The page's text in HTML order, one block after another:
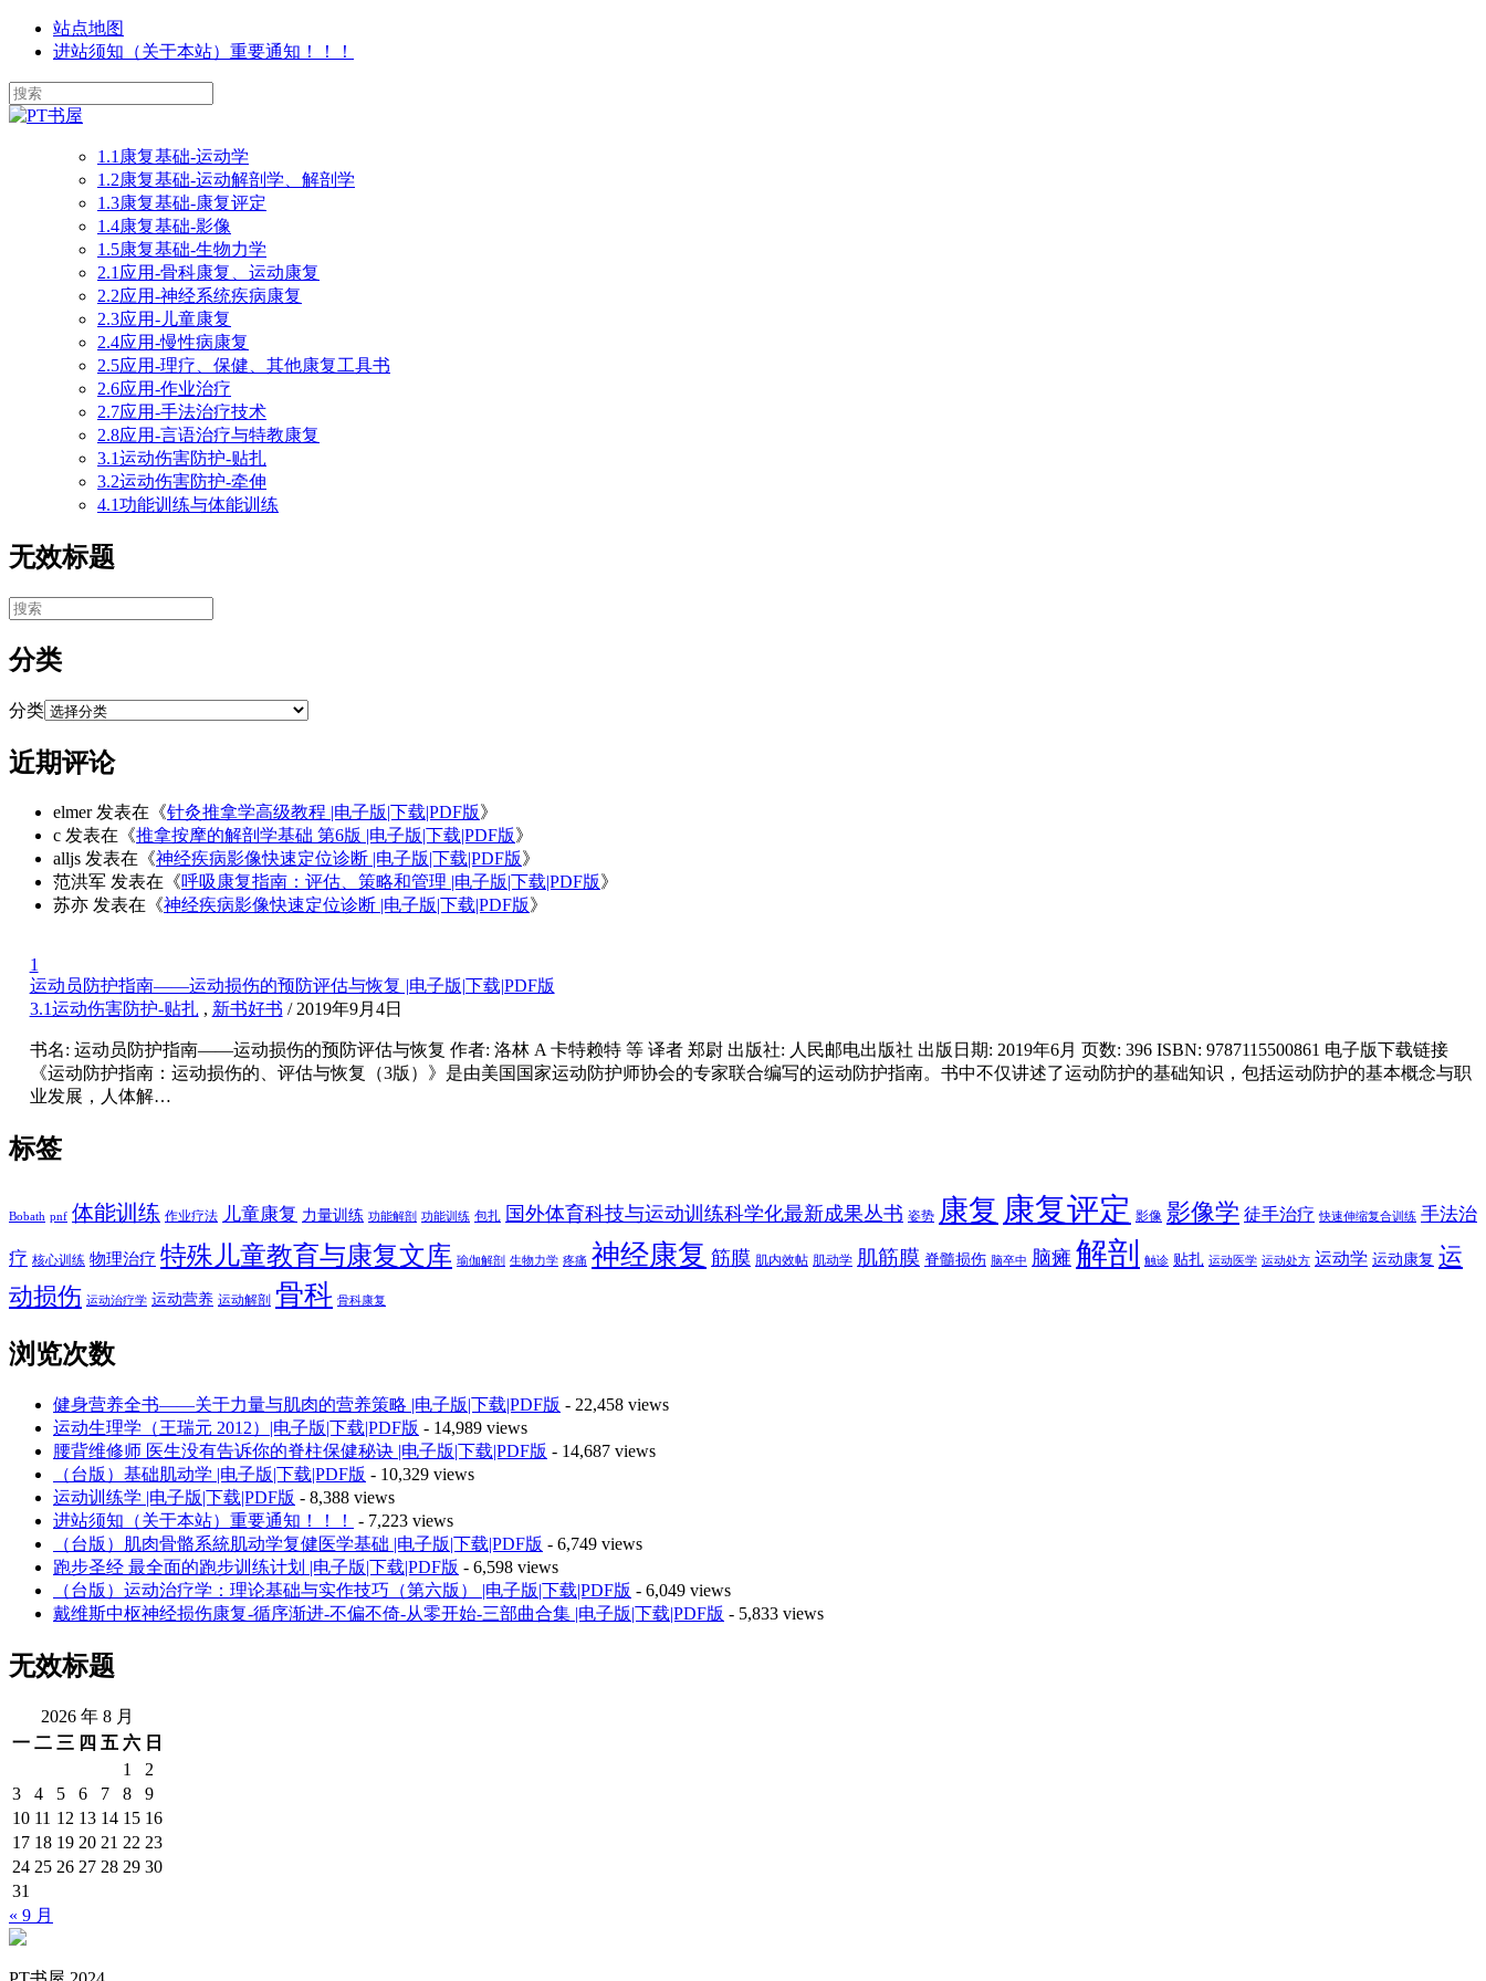
站点地图
进站须知（关于本站）重要通知！！！
1.1康复基础-运动学
1.2康复基础-运动解剖学、解剖学
1.3康复基础-康复评定
1.4康复基础-影像
1.5康复基础-生物力学
2.1应用-骨科康复、运动康复
2.2应用-神经系统疾病康复
2.3应用-儿童康复
2.4应用-慢性病康复
2.5应用-理疗、保健、其他康复工具书
2.6应用-作业治疗
2.7应用-手法治疗技术
2.8应用-言语治疗与特教康复
3.1运动伤害防护-贴扎
3.2运动伤害防护-牵伸
4.1功能训练与体能训练
无效标题
分类
分类
近期评论
elmer发表在《针灸推拿学高级教程 |电子版|下载|PDF版》
c 发表在《推拿按摩的解剖学基础 第6版 |电子版|下载|PDF版》
alljs 发表在《神经疾病影像快速定位诊断 |电子版|下载|PDF版》
范洪军 发表在《呼吸康复指南：评估、策略和管理 |电子版|下载|PDF版》
苏亦 发表在《神经疾病影像快速定位诊断 |电子版|下载|PDF版》
1
运动员防护指南——运动损伤的预防评估与恢复 |电子版|下载|PDF版
3.1运动伤害防护-贴扎 , 新书好书 / 2019年9月4日
书名: 运动员防护指南——运动损伤的预防评估与恢复 作者: 洛林 A 卡特赖特 等 译者 郑尉 出版社: 人民邮电出版社 出版日期: 2019年6月 页数: 396 ISBN: 9787115500861 电子版下载链接
《运动防护指南：运动损伤的、评估与恢复（3版）》是由美国国家运动防护师协会的专家联合编写的运动防护指南。书中不仅讲述了运动防护的基础知识，包括运动防护的基本概念与职
业发展，人体解…
标签
Bobath pnf 体能训练 作业疗法 儿童康复 力量训练 功能解剖 功能训练 包扎 国外体育科技与运动训练科学化最新成果丛书 姿势 康复 康复评定 影像 影像学 徒手治疗 快速伸缩复合训练 手法治
疗 核心训练 物理治疗 特殊儿童教育与康复文库 瑜伽解剖 生物力学 疼痛 神经康复 筋膜 肌内效帖 肌动学 肌筋膜 脊髓损伤 脑卒中 脑瘫 解剖 触诊 贴扎 运动医学 运动处方 运动学 运动康复 运
动损伤 运动治疗学 运动营养 运动解剖 骨科 骨科康复
浏览次数
健身营养全书——关于力量与肌肉的营养策略 |电子版|下载|PDF版 - 22,458 views
运动生理学（王瑞元 2012）|电子版|下载|PDF版 - 14,989 views
腰背维修师 医生没有告诉你的脊柱保健秘诀 |电子版|下载|PDF版 - 14,687 views
（台版）基础肌动学 |电子版|下载|PDF版 - 10,329 views
运动训练学 |电子版|下载|PDF版 - 8,388 views
进站须知（关于本站）重要通知！！！
- 7,223 views
（台版）肌肉骨骼系統肌动学复健医学基础 |电子版|下载|PDF版 - 6,749 views
跑步圣经 最全面的跑步训练计划 |电子版|下载|PDF版 - 6,598 views
（台版）运动治疗学：理论基础与实作技巧（第六版） |电子版|下载|PDF版 - 6,049 views
戴维斯中枢神经损伤康复-循序渐进-不偏不倚-从零开始-三部曲合集 |电子版|下载|PDF版 - 5,833 views
无效标题
2026 年 8 月
一 二 三 四 五 六 日
1
2
3
4 5 6 7 8
9
10 11 12 13 14 15 16
17 18 19 20 21 22 23
24 25 26 27 28 29 30
31
« 9 月